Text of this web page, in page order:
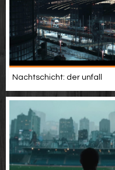
Nachtschicht: der unfall